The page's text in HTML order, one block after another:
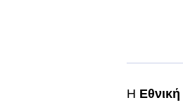
Η Εθνική